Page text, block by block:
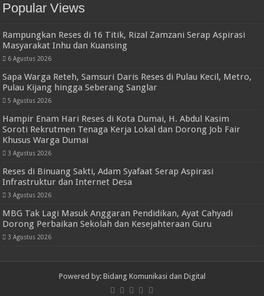
Popular Views
Rampungkan Reses di 16 Titik, Rizal Zamzani Serap Aspirasi
Masyarakat Inhu dan Kuansing
6 Agustus 2026
Sapa Warga Reteh, Samsuri Daris Reses di Pulau Kecil, Metro,
Pulau Kijang hingga Seberang Sanglar
5 Agustus 2026
Hampir Enam Hari Reses di Kota Dumai, H. Abdul Kasim
Soroti Rekrutmen Tenaga Kerja Lokal dan Dorong Job Fair
Khusus Warga Dumai
3 Agustus 2026
Reses di Binuang Sakti, Adam Syafaat Serap Aspirasi
Infrastruktur dan Internet Desa
3 Agustus 2026
MBG Tak Lagi Masuk Anggaran Pendidikan, Ayat Cahyadi
Dorong Perbaikan Sekolah dan Kesejahteraan Guru
3 Agustus 2026
Powered by: Bidang Komunikasi dan Digital